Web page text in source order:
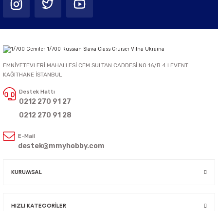
EMNİYETEVLERİ MAHALLESİ CEM SULTAN CADDESİ NO:16/B 4.LEVENT
KAĞITHANE İSTANBUL
Destek Hattı
0212 270 91 27
0212 270 91 28
E-Mail
destek@mmyhobby.com
KURUMSAL
HIZLI KATEGORİLER